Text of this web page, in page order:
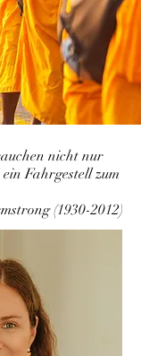
nicht nur
Fahrgestell zum
(1930-2012)